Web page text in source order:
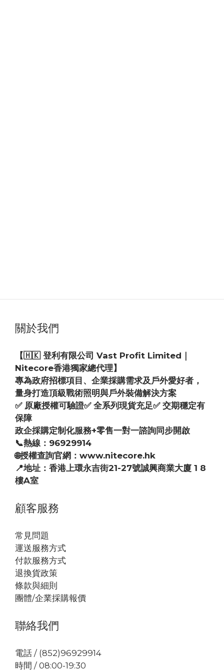
關於我們
【🇭🇰 登利有限公司 Vast Profit Limited｜
Nitecore香港獨家總代理】
專為政府招標項目、企業採購需求及戶外愛好者，
量身打造頂級戰術照明與戶外裝備解決方案
✅ 原廠授權可驗證✅ 全系列現貨充足✅ 交期穩定有
保障
政企採購定制化服務+零售一對一諮詢同步開啟
📞熱線：96929914
🌐授權查詢官網：www.nitecore.hk
📍地址：香港上環永吉街21-27號誠興商業大廈 1 8
樓A室
顧客服務
常見問題
運送服務方式
付款服務方式
退換貨政策
條款與細則
團體/企業採購報價
聯絡我們
電話 / (852)96929914
時間 / 08:00-19:30